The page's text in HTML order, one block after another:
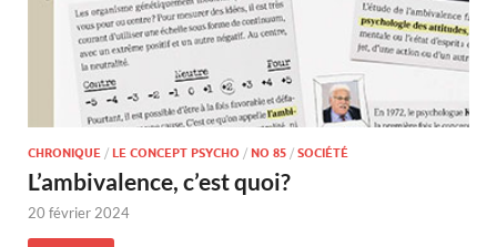
CHRONIQUE / LE CONCEPT PSYCHO / NO 85 / SOCIÉTÉ
L’ambivalence, c’est quoi?
20 février 2024